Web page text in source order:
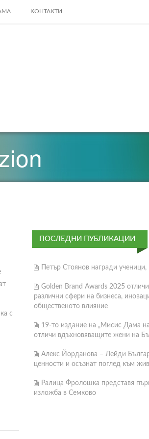
КОНТАКТИ
с
ПОСЛЕДНИ ПУБЛИКАЦИИ
Петър Стоянов награди
Golden Brand Awards 2025
различни сфери на бизнеса,
общественото влияние
19-то издание на „Мисис Дама
отличи вдъхновяващите жени на
Алекс Йорданова – Лейди
ценности и осъзнат поглед към
Ралица Фролошка представя
изложба в Семково